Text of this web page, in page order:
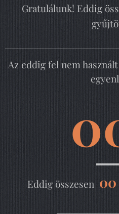
Gratulálunk! Eddig
Az eddig fel nem
Eddig összesen 00